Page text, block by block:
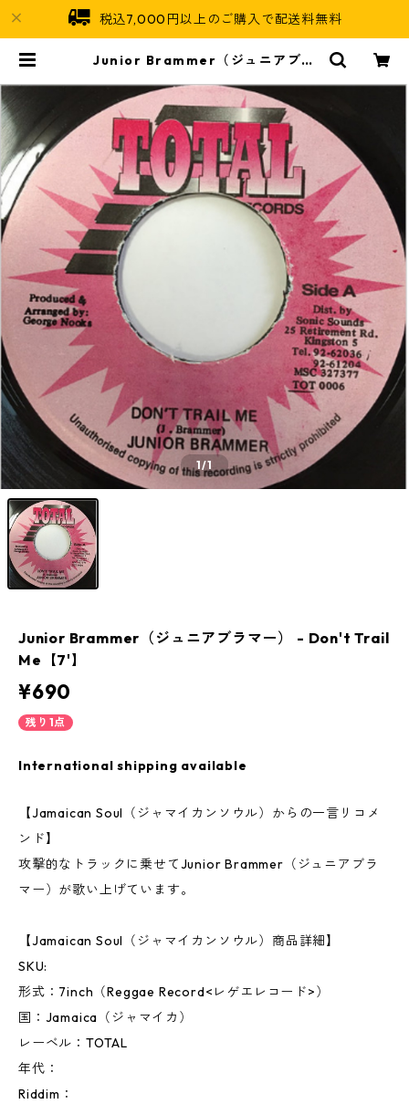
税込7,000円以上のご購入で配送料無料
Junior Brammer（ジュニアブラ
amaican Soul
1/1
Junior Brammer（ジュニアブラマー） - Don't Trail
Me【7'】
¥690
残り1点
International shipping available
【Jamaican Soul（ジャマイカンソウル）からの一言リコメ
ンド】
攻撃的なトラックに乗せてJunior Brammer（ジュニアブラ
マー）が歌い上げています。
【Jamaican Soul（ジャマイカンソウル）商品詳細】
SKU:
形式：7inch（Reggae Record<レゲエレコード>）
国：Jamaica（ジャマイカ）
レーベル：TOTAL
年代：
Riddim：